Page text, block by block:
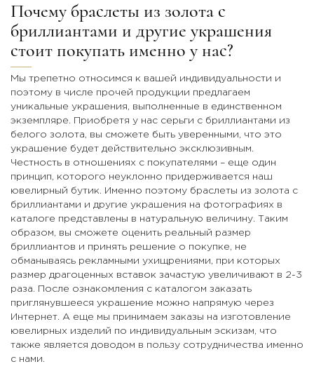
Почему браслеты из золота с
бриллиантами и другие украшения
стоит покупать именно у нас?
Мы трепетно относимся к вашей индивидуальности и
поэтому в числе прочей продукции предлагаем
уникальные украшения, выполненные в единственном
экземпляре. Приобретя у нас серьги с бриллиантами из
белого золота, вы сможете быть уверенными, что это
украшение будет действительно эксклюзивным.
Честность в отношениях с покупателями – еще один
принцип, которого неуклонно придерживается наш
ювелирный бутик. Именно поэтому браслеты из золота с
бриллиантами и другие украшения на фотографиях в
каталоге представлены в натуральную величину. Таким
образом, вы сможете оценить реальный размер
бриллиантов и принять решение о покупке, не
обманываясь рекламными ухищрениями, при которых
размер драгоценных вставок зачастую увеличивают в 2-3
раза. После ознакомления с каталогом заказать
приглянувшееся украшение можно напрямую через
Интернет. А еще мы принимаем заказы на изготовление
ювелирных изделий по индивидуальным эскизам, что
также является доводом в пользу сотрудничества именно
с нами.